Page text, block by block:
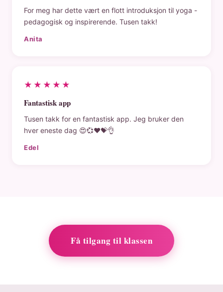
For meg har dette vært en flott introduksjon til yoga -
pedagogisk og inspirerende. Tusen takk!
Anita
★★★★★
Fantastisk app
Tusen takk for en fantastisk app. Jeg bruker den
hver eneste dag 😍💞❤️💝👌
Edel
Få tilgang til klassen